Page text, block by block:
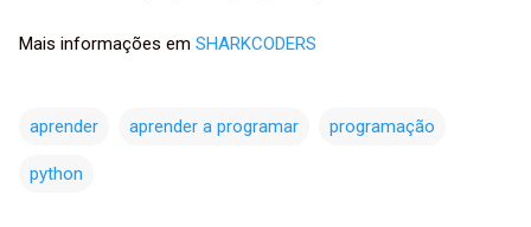
Mais informações em SHARKCODERS
aprender aprender a programar programação
python